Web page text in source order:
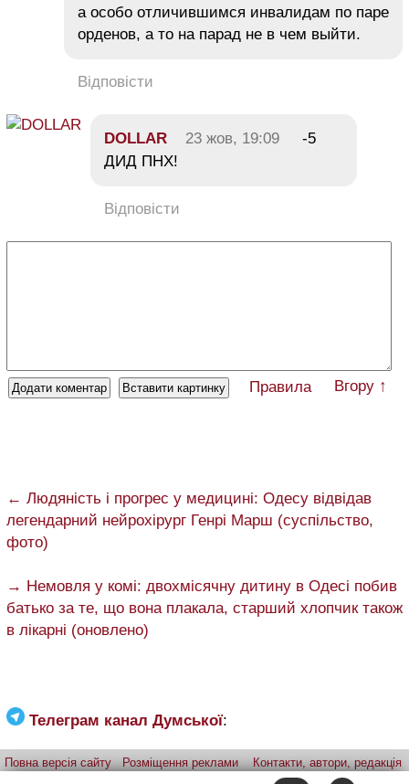
а особо отличившимся инвалидам по паре
орденов, а то на парад не в чем выйти.
Відповісти
DOLLAR 23 жов, 19:09
-5
ДИД ПНХ!
Відповісти
Правила Вгору ↑
← Людяність і прогрес у медицині: Одесу відвідав
легендарний нейрохірург Генрі Марш (суспільство,
фото)
→ Немовля у комі: двохмісячну дитину в Одесі побив
батько за те, що вона плакала, старший хлопчик також
в лікарні (оновлено)
Телеграм канал Думської:
Повна версія сайту Розміщення реклами
Контакти, автори, редакція